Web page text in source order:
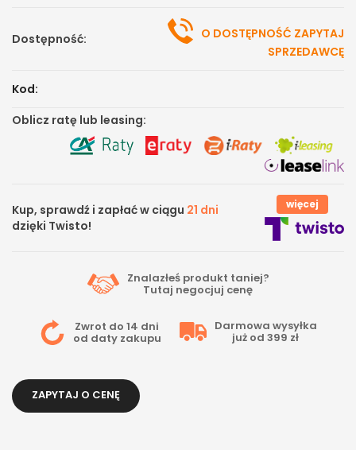
Dostępność:
O DOSTĘPNOŚĆ ZAPYTAJ
SPRZEDAWCĘ
Kod:
Oblicz ratę lub leasing:
Kup, sprawdź i zapłać w ciągu 21 dni
dzięki Twisto!
więcej
Znalazłeś produkt taniej?
Tutaj negocjuj cenę
Zwrot do 14 dni
od daty zakupu
Darmowa wysyłka
już od 399 zł
ZAPYTAJ O CENĘ